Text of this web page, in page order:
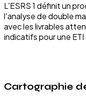
L'ESRS 1 définit un
l'analyse de double
avec les livrables
indicatifs pour une
Cartographie